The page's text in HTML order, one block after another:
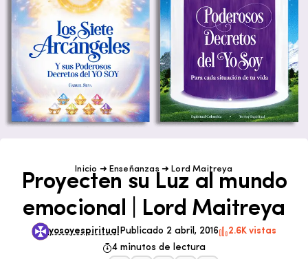
Inicio ➜ Enseñanzas ➜ Lord Maitreya
Proyecten su Luz al mundo
emocional | Lord Maitreya
yosoyespiritual Publicado 2 abril, 2016
2.6K vistas
4 minutos de lectura